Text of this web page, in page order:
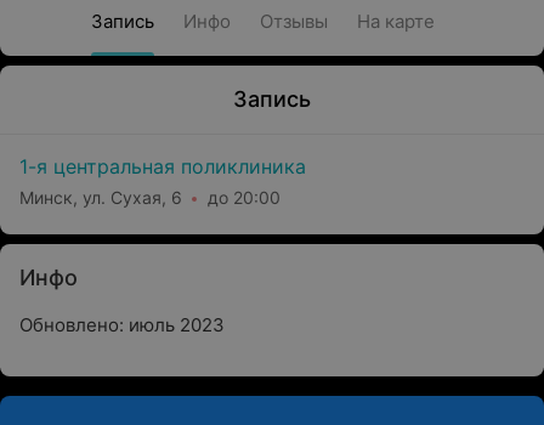
Запись Инфо Отзывы На карте
Запись
1-я центральная поликлиника
Минск, ул. Сухая, 6 до 20:00
Инфо
Обновлено: июль 2023